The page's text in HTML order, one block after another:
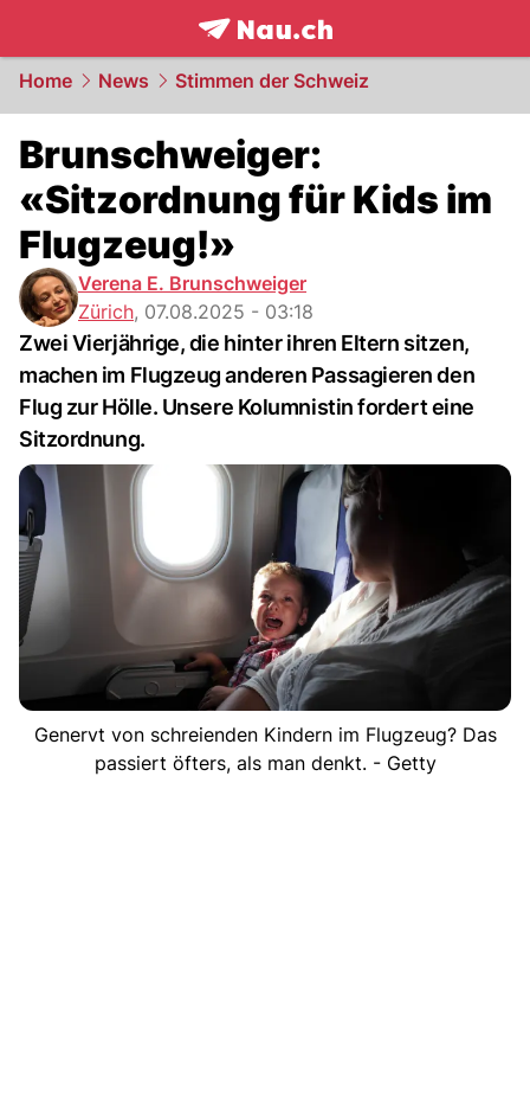
frontpage.NAU.ch
Home News Stimmen der Schweiz
Brunschweiger:
«Sitzordnung für Kids im
Flugzeug!»
Verena E. Brunschweiger
Zürich, 07.08.2025 - 03:18
Zwei Vierjährige, die hinter ihren Eltern sitzen,
machen im Flugzeug anderen Passagieren den
Flug zur Hölle. Unsere Kolumnistin fordert eine
Sitzordnung.
Genervt von schreienden Kindern im Flugzeug? Das
passiert öfters, als man denkt. - Getty